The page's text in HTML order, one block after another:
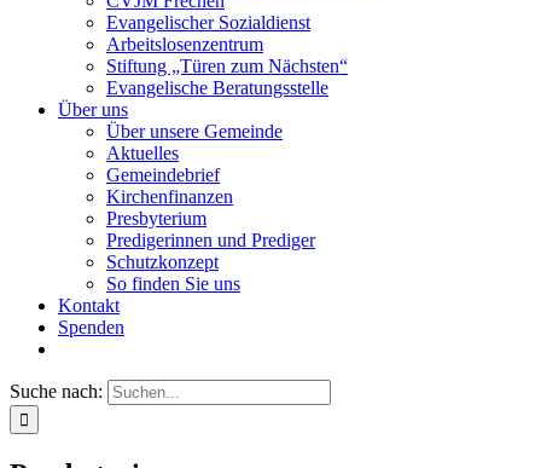
Evangelischer Sozialdienst
Arbeitslosenzentrum
Stiftung „Türen zum Nächsten“
Evangelische Beratungsstelle
Über uns
Über unsere Gemeinde
Aktuelles
Gemeindebrief
Kirchenfinanzen
Presbyterium
Predigerinnen und Prediger
Schutzkonzept
So finden Sie uns
Kontakt
Spenden
Suche nach: